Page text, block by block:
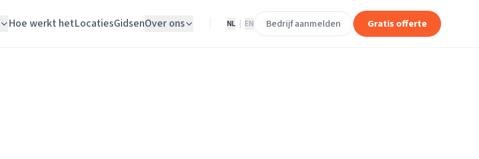
Hoe werkt hetLocatiesGidsenOver ons NL EN Bedrijf aanmelden Gratis offerte